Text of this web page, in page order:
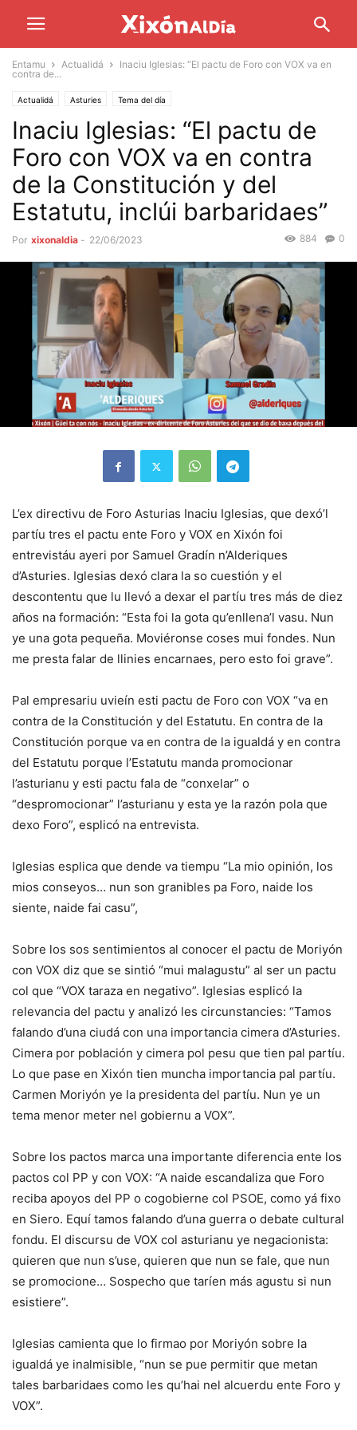
Entamu Actualidá
Inaciu Iglesias: “El pactu de Foro con VOX va en
contra de...
Actualidá Asturies Tema del día
Inaciu Iglesias: “El pactu de
Foro con VOX va en contra
de la Constitución y del
Estatutu, inclúi barbaridaes”
Por xixonaldia - 22/06/2023 0
884
L’ex directivu de Foro Asturias Inaciu Iglesias, que dexó’l
partíu tres el pactu ente Foro y VOX en Xixón foi
entrevistáu ayeri por Samuel Gradín n’Alderiques
d’Asturies. Iglesias dexó clara la so cuestión y el
descontentu que lu llevó a dexar el partíu tres más de diez
años na formación: “Esta foi la gota qu’enllena’l vasu. Nun
ye una gota pequeña. Moviéronse coses mui fondes. Nun
me presta falar de llinies encarnaes, pero esto foi grave”.
Pal empresariu uvieín esti pactu de Foro con VOX “va en
contra de la Constitución y del Estatutu. En contra de la
Constitución porque va en contra de la igualdá y en contra
del Estatutu porque l’Estatutu manda promocionar
l’asturianu y esti pactu fala de “conxelar” o
“despromocionar” l’asturianu y esta ye la razón pola que
dexo Foro”, esplicó na entrevista.
Iglesias esplica que dende va tiempu “La mio opinión, los
mios conseyos… nun son granibles pa Foro, naide los
siente, naide fai casu”,
Sobre los sos sentimientos al conocer el pactu de Moriyón
con VOX diz que se sintió “mui malagustu” al ser un pactu
col que “VOX taraza en negativo”. Iglesias esplicó la
relevancia del pactu y analizó les circunstancies: “Tamos
falando d’una ciudá con una importancia cimera d’Asturies.
Cimera por población y cimera pol pesu que tien pal partíu.
Lo que pase en Xixón tien muncha importancia pal partíu.
Carmen Moriyón ye la presidenta del partíu. Nun ye un
tema menor meter nel gobiernu a VOX”.
Sobre los pactos marca una importante diferencia ente los
pactos col PP y con VOX: “A naide escandaliza que Foro
reciba apoyos del PP o cogobierne col PSOE, como yá fixo
en Siero. Equí tamos falando d’una guerra o debate cultural
fondu. El discursu de VOX col asturianu ye negacionista:
quieren que nun s’use, quieren que nun se fale, que nun
se promocione… Sospecho que taríen más agustu si nun
esistiere”.
Iglesias camienta que lo firmao por Moriyón sobre la
igualdá ye inalmisible, “nun se pue permitir que metan
tales barbaridaes como les qu’hai nel alcuerdu ente Foro y
VOX”.